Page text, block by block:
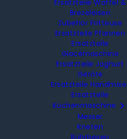
Ersatzteile Waffel &
Brezeleisen
Zubehör Fritteuse
Ersatzteile Pfannen
Ersatzteile
Glacémaschine
Ersatzteile Joghurt
Geräte
Ersatzteile
Ersatzteile
Küchenmaschine 
Messer
Kneten
Rührbesen